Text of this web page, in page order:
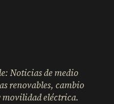
Noticias de medio
renovables, cambio
eléctrica.